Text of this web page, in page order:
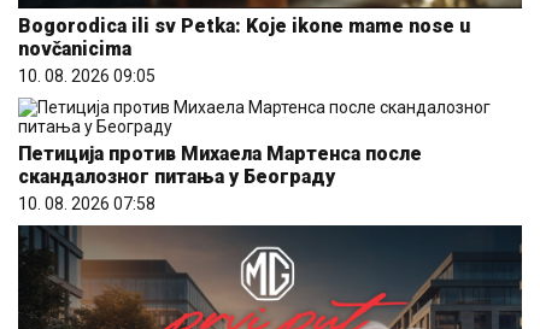
Bogorodica ili sv Petka: Koje ikone mame nose u
novčanicima
10. 08. 2026 09:05
Петиција против Михаела Мартенса после
скандалозног питања у Београду
10. 08. 2026 07:58